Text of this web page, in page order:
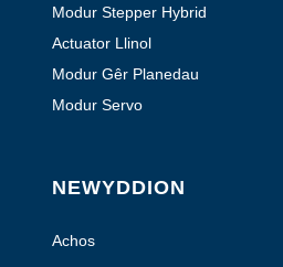
Modur Stepper Hybrid
Actuator Llinol
Modur Gêr Planedau
Modur Servo
NEWYDDION
Achos